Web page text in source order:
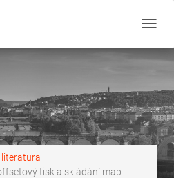
literatura
tisk a skládání map